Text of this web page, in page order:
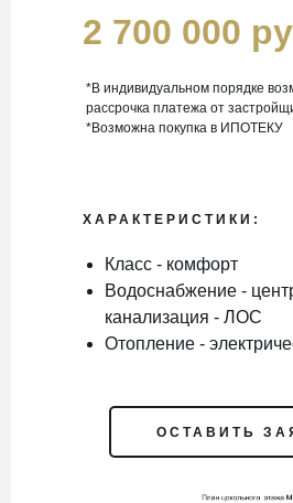
ХАРАКТЕРИСТИКИ:
2 700 000
*В индивидуальном порядке
рассрочка платежа от
*Возможна покупка в ИПОТЕКУ
Класс - комфорт
Водоснабжение -
канализация - ЛОС
Отопление -
ОСТАВИТЬ